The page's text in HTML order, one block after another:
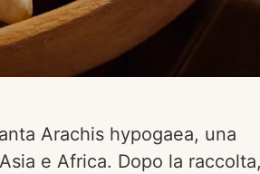
Arachis hypogaea, una
e Africa. Dopo la